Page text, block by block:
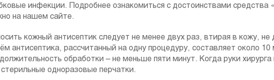
инфекции. Подробнее ознакомиться с достоинствами средства «
на нашем сайте.
кожный антисептик следует не менее двух раз, втирая в кожу,
антисептика, рассчитанный на одну процедуру, составляет около
обработки – не меньше пяти минут. Когда руки
стерильные одноразовые перчатки.